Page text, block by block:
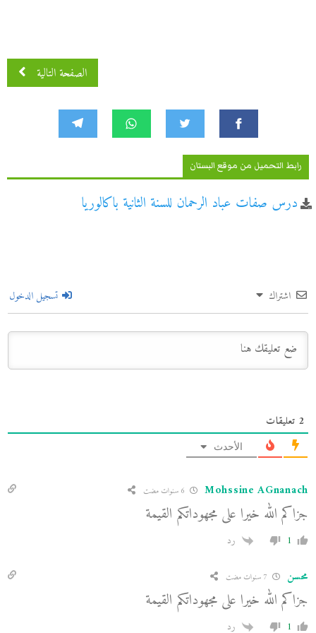
الصفحة التالية
رابط التحميل من موقع البستان
درس صفات عباد الرحمان للسنة الثانية باكالوريا
اشتراك تسجيل الدخول
2 تعليقات
الأحدث
Mohssine AGnanach
جزاكم الله خيرا على مجهوداتكم القيمة
1 رد
محسن
جزاكم الله خيرا على مجهوداتكم القيمة
1 رد